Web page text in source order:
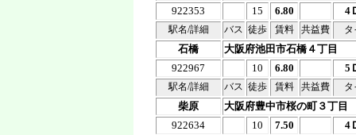
922353
15 6.80 4
駅名/詳細 バス 徒歩 賃料 共益費 タ
石橋
大阪府池田市石橋４丁目
922967
10 6.80 5
駅名/詳細 バス 徒歩 賃料 共益費 タ
柴原
大阪府豊中市桜の町３丁目
922634
10 7.50 4